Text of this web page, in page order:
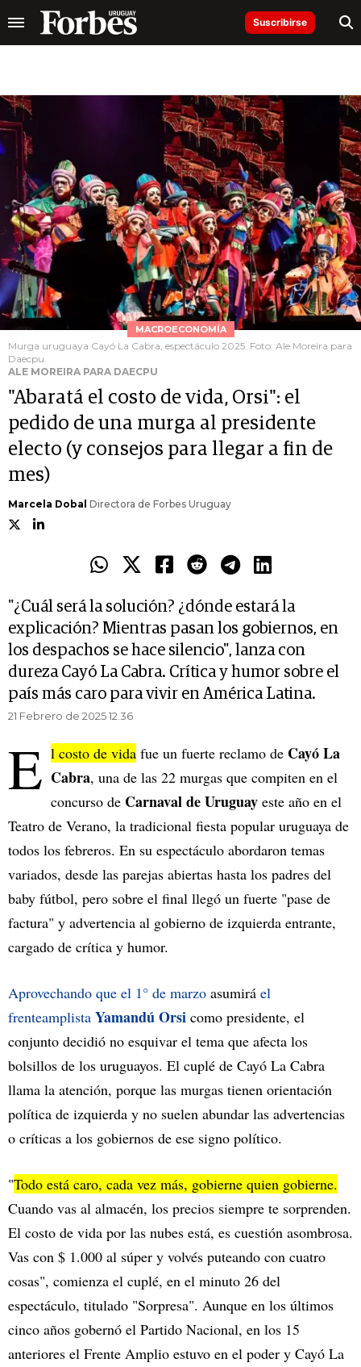
Suscribirse
MACROECONOMÍA
Murga uruguaya Cayó La Cabra, espectáculo 2025. Foto: Ale Moreira para
Daecpu.
ALE MOREIRA PARA DAECPU
"Abaratá el costo de vida, Orsi": el
pedido de una murga al presidente
electo (y consejos para llegar a fin de
mes)
Marcela Dobal Directora de Forbes Uruguay
"¿Cuál será la solución? ¿dónde estará la
explicación? Mientras pasan los gobiernos, en
los despachos se hace silencio", lanza con
dureza Cayó La Cabra. Crítica y humor sobre el
país más caro para vivir en América Latina.
21 Febrero de 2025 12.36
E l costo de vida fue un fuerte reclamo de Cayó La
Cabra, una de las 22 murgas que compiten en el
concurso de Carnaval de Uruguay este año en el
Teatro de Verano, la tradicional fiesta popular uruguaya de
todos los febreros. En su espectáculo abordaron temas
variados, desde las parejas abiertas hasta los padres del
baby fútbol, pero sobre el final llegó un fuerte "pase de
factura" y advertencia al gobierno de izquierda entrante,
cargado de crítica y humor.
Aprovechando que el 1° de marzo asumirá el
frenteamplista Yamandú Orsi como presidente, el
conjunto decidió no esquivar el tema que afecta los
bolsillos de los uruguayos. El cuplé de Cayó La Cabra
llama la atención, porque las murgas tienen orientación
política de izquierda y no suelen abundar las advertencias
o críticas a los gobiernos de ese signo político.
"Todo está caro, cada vez más, gobierne quien gobierne.
Cuando vas al almacén, los precios siempre te sorprenden.
El costo de vida por las nubes está, es cuestión asombrosa.
Vas con $ 1.000 al súper y volvés puteando con cuatro
cosas", comienza el cuplé, en el minuto 26 del
espectáculo, titulado "Sorpresa". Aunque en los últimos
cinco años gobernó el Partido Nacional, en los 15
anteriores el Frente Amplio estuvo en el poder y Cayó La